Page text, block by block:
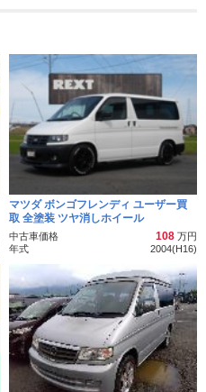
マツダ ボンゴフレンディ ユーザー買
取 全塗装 ツヤ消しホイール
中古車価格 108 万円
年式
2004(H16)